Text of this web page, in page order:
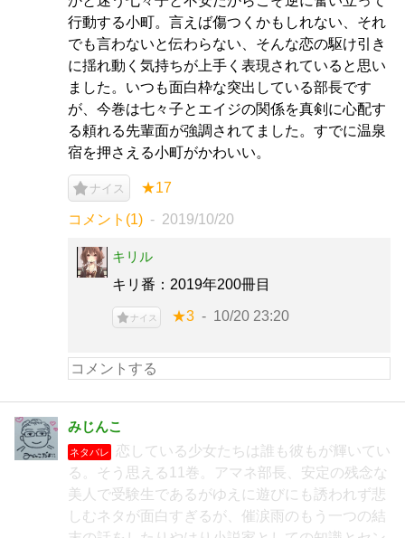
行動する小町。言えば傷つくかもしれない、それ
でも言わないと伝わらない、そんな恋の駆け引き
に揺れ動く気持ちが上手く表現されていると思い
ました。いつも面白枠な突出している部長です
が、今巻は七々子とエイジの関係を真剣に心配す
る頼れる先輩面が強調されてました。すでに温泉
宿を押さえる小町がかわいい。
ナイス ★17
コメント(1) 2019/10/20
キリル
キリ番：2019年200冊目
ナイス ★3 10/20 23:20
みじんこ
ネタバレ
恋している少女たちは誰も彼もが輝いてい
る。そう思える11巻。アマネ部長、安定の残念な
美人で受験生であるがゆえに遊びにも誘われず悲
しむネタが面白すぎるが、催涙雨のもう一つの結